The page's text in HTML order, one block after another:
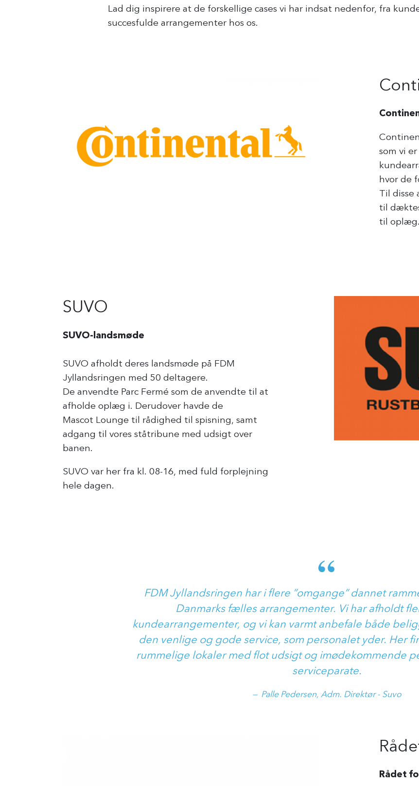
Lad dig inspirere at de forskellige cases vi har indsat nedenfor, fra
succesfulde arrangementer hos os.
som vi
hvor de
Til disse
til
til oplæg.
SUVO
SUVO-landsmøde
SUVO afholdt deres landsmøde på FDM
Jyllandsringen med 50 deltagere.
De anvendte Parc Fermé som de anvendte til at
afholde oplæg i. Derudover havde de
Mascot Lounge til rådighed til spisning, samt
adgang til vores ståtribune med udsigt over
banen.
SUVO var her fra kl. 08-16, med fuld forplejning
hele dagen.
FDM Jyllandsringen har i flere ”omgange” dannet
Danmarks fælles arrangementer. Vi har afholdt
kundearrangementer, og vi kan varmt anbefale både
den venlige og gode service, som personalet yder. Her
rummelige lokaler med flot udsigt og imødekommende
serviceparate.
Palle Pedersen, Adm. Direktør - Suvo
Rådet